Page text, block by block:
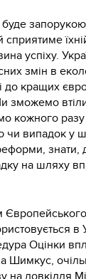
запорукою
успіху.
змін в
до кращих
зможемо
кожного разу
чи випадок у
знати,
на шляху
в
Оцінки
Шимкус,
на довкілля